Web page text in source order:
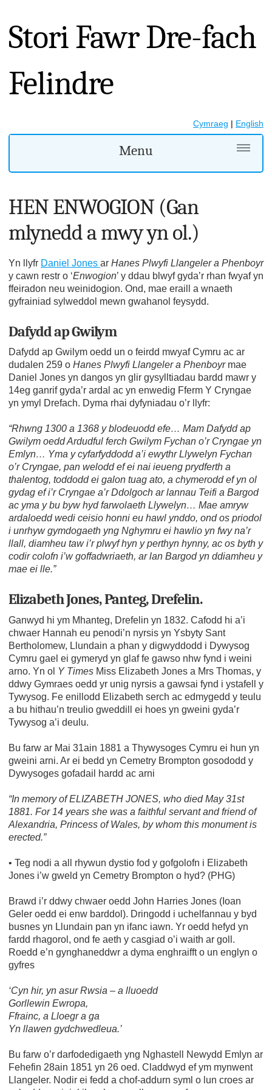
Stori Fawr Dre-fach
Felindre
Cymraeg | English
Menu
HEN ENWOGION (Gan
mlynedd a mwy yn ol.)
Yn llyfr Daniel Jones ar Hanes Plwyfi Llangeler a Phenboyr
y cawn restr o ‘Enwogion’ y ddau blwyf gyda’r rhan fwyaf yn
ffeiradon neu weinidogion. Ond, mae eraill a wnaeth
gyfrainiad sylweddol mewn gwahanol feysydd.
Dafydd ap Gwilym
Dafydd ap Gwilym oedd un o feirdd mwyaf Cymru ac ar
dudalen 259 o Hanes Plwyfi Llangeler a Phenboyrmae
Daniel Jones yn dangos yn glir gysylltiadau bardd mawr y
14eg ganrif gyda’r ardal ac yn enwedig Fferm Y Cryngae
yn ymyl Drefach. Dyma rhai dyfyniadau o’r llyfr:
“Rhwng 1300 a 1368 y blodeuodd efe… Mam Dafydd ap
Gwilym oedd Ardudful ferch Gwilym Fychan o’r Cryngae yn
Emlyn… Yma y cyfarfyddodd a’i ewythr Llywelyn Fychan
o’r Cryngae, pan welodd ef ei nai ieueng prydferth a
thalentog, toddodd ei galon tuag ato, a chymerodd ef yn ol
gydag ef i’r Cryngae a’r Ddolgoch ar lannau Teifi a Bargod
ac yma y bu byw hyd farwolaeth Llywelyn… Mae amryw
ardaloedd wedi ceisio honni eu hawl ynddo, ond os priodol
i unrhyw gymdogaeth yng Nghymru ei hawlio yn fwy na’r
llall, diamheu taw i’r plwyf hyn y perthyn hynny, ac os byth y
codir colofn i’w goffadwriaeth, ar lan Bargod yn ddiamheu y
mae ei lle.”
Elizabeth Jones, Panteg, Drefelin.
Ganwyd hi ym Mhanteg, Drefelin yn 1832. Cafodd hi a’i
chwaer Hannah eu penodi’n nyrsis yn Ysbyty Sant
Bertholomew, Llundain a phan y digwyddodd i Dywysog
Cymru gael ei gymeryd yn glaf fe gawso nhw fynd i weini
arno. Yn ol Y Times Miss Elizabeth Jones a Mrs Thomas, y
ddwy Gymraes oedd yr unig nyrsis a gawsai fynd i ystafell y
Tywysog. Fe enillodd Elizabeth serch ac edmygedd y teulu
a bu hithau’n treulio gweddill ei hoes yn gweini gyda’r
Tywysog a’i deulu.
Bu farw ar Mai 31ain 1881 a Thywysoges Cymru ei hun yn
gweini arni. Ar ei bedd yn Cemetry Brompton gosododd y
Dywysoges gofadail hardd ac arni
“In memory of ELIZABETH JONES, who died May 31st
1881. For 14 years she was a faithful servant and friend of
Alexandria, Princess of Wales, by whom this monument is
erected.”
• Teg nodi a all rhywun dystio fod y gofgolofn i Elizabeth
Jones i’w gweld yn Cemetry Brompton o hyd? (PHG)
Brawd i’r ddwy chwaer oedd John Harries Jones (Ioan
Geler oedd ei enw barddol). Dringodd i uchelfannau y byd
busnes yn Llundain pan yn ifanc iawn. Yr oedd hefyd yn
fardd rhagorol, ond fe aeth y casgiad o’i waith ar goll.
Roedd e’n gynghaneddwr a dyma enghraifft o un englyn o
gyfres
‘Cyn hir, yn asur Rwsia – a lluoedd
Gorllewin Ewropa,
Ffrainc, a Lloegr a ga
Yn llawen gydchwedleua.’
Bu farw o’r darfodedigaeth yng Nghastell Newydd Emlyn ar
Fehefin 28ain 1851 yn 26 oed. Claddwyd ef ym mynwent
Llangeler. Nodir ei fedd a chof-addurn syml o lun croes ar